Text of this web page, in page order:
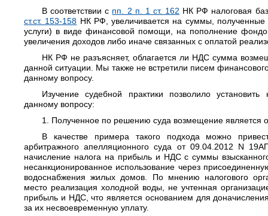
В соответствии с пп. 2 п. 1 ст. 162 НК РФ налоговая
ст.ст. 153-158 НК РФ, увеличивается на суммы,
услуги) в виде финансовой помощи, на пополнение
увеличения доходов либо иначе связанных с оплатой
НК РФ не разъясняет, облагается ли НДС сумма
данной ситуации. Мы также не встретили писем
данному вопросу.
Изучение судебной практики позволило
данному вопросу:
1. Полученное по решению суда возмещение является
В качестве примера такого подхода можно
арбитражного апелляционного суда от 09.04.2012 N
начисление налога на прибыль и НДС с суммы
несанкционированное использование через
водоснабжения жилых домов. По мнению налогового
место реализация холодной воды, не учтенная
прибыль и НДС, что является основанием для
за их несвоевременную уплату.